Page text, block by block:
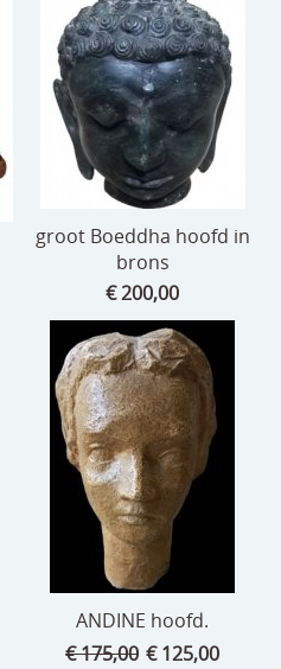
groot Boeddha hoofd in
brons
€ 200,00
ANDINE hoofd.
€ 175,00 € 125,00